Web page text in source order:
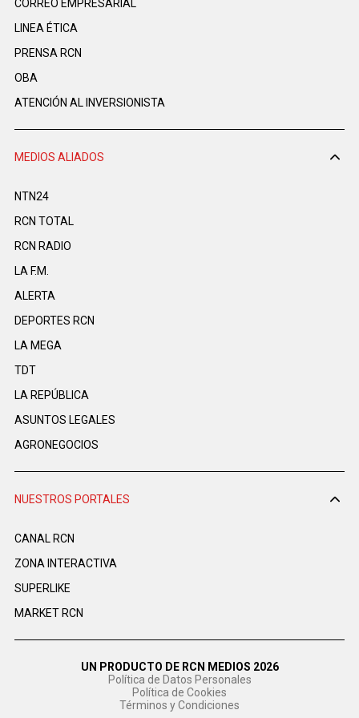
CORREO EMPRESARIAL
LINEA ÉTICA
PRENSA RCN
OBA
ATENCIÓN AL INVERSIONISTA
MEDIOS ALIADOS
NTN24
RCN TOTAL
RCN RADIO
LA F.M.
ALERTA
DEPORTES RCN
LA MEGA
TDT
LA REPÚBLICA
ASUNTOS LEGALES
AGRONEGOCIOS
NUESTROS PORTALES
CANAL RCN
ZONA INTERACTIVA
SUPERLIKE
MARKET RCN
UN PRODUCTO DE RCN MEDIOS 2026
Política de Datos Personales
Política de Cookies
Términos y Condiciones